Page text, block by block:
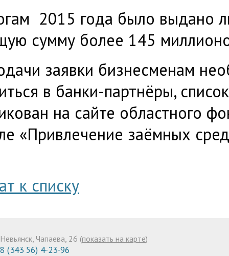
2015 года было выдано
сумму более 145
заявки бизнесменам
в банки-партнёры,
на сайте областного
«Привлечение заёмных
к списку
Невьянск, Чапаева, 26 (показать на карте)
8 (343 56) 4-23-96